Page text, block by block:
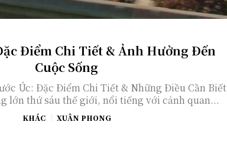
Điểm Chi Tiết & Ảnh Hưởng Đến
Cuộc Sống
Úc: Đặc Điểm Chi Tiết & Những Điều Cần Biết
lớn thứ sáu thế giới, nổi tiếng với cảnh quan...
KHÁC XUÂN PHONG